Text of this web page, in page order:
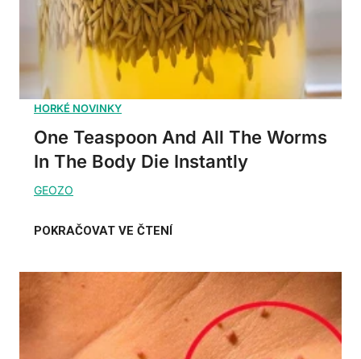
One Teaspoon And All The Worms
In The Body Die Instantly